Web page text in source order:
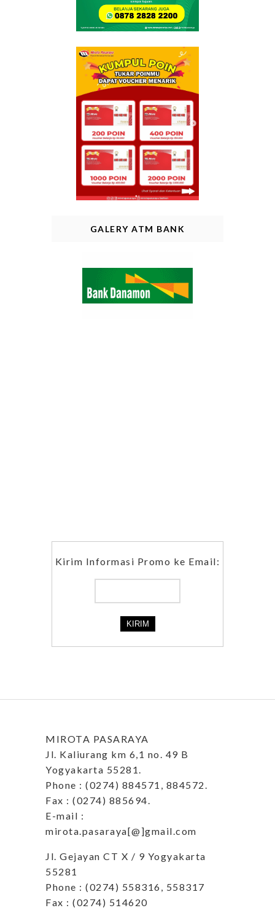
GALERY ATM BANK
Kirim Informasi Promo ke Email:
MIROTA PASARAYA
Jl. Kaliurang km 6,1 no. 49 B
Yogyakarta 55281.
Phone : (0274) 884571, 884572.
Fax : (0274) 885694.
E-mail :
mirota.pasaraya[@]gmail.com
Jl. Gejayan CT X / 9 Yogyakarta
55281
Phone : (0274) 558316, 558317
Fax : (0274) 514620